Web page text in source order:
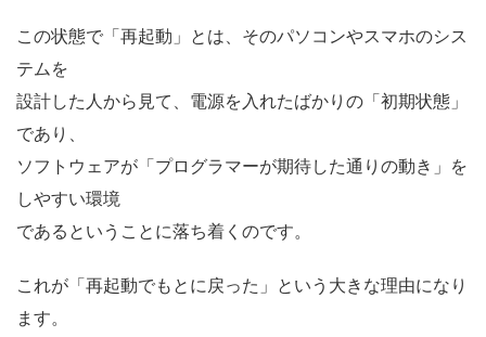
この状態で「再起動」とは、そのパソコンやスマホのシス
テムを
設計した人から見て、電源を入れたばかりの「初期状態」
であり、
ソフトウェアが「プログラマーが期待した通りの動き」を
しやすい環境
であるということに落ち着くのです。
これが「再起動でもとに戻った」という大きな理由になり
ます。